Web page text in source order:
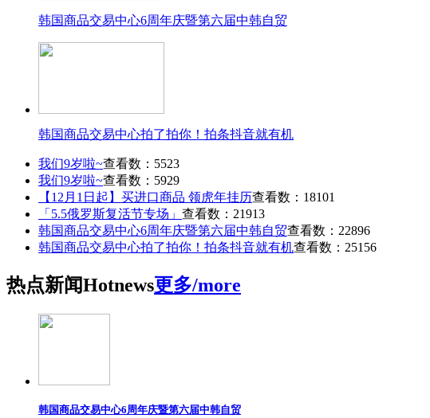
韩国商品交易中心6周年庆暨第六届中韩自贸
韩国商品交易中心拍了拍你！拍条抖音就有机
我们9岁啦~查看数：5523
我们9岁啦~查看数：5929
【12月1日起】买进口商品 领虎年挂历查看数：18101
「5.5俄罗斯复活节专场」 查看数：21913
韩国商品交易中心6周年庆暨第六届中韩自贸查看数：22896
韩国商品交易中心拍了拍你！拍条抖音就有机查看数：25156
热点新闻Hotnews更多/more
韩国商品交易中心6周年庆暨第六届中韩自贸